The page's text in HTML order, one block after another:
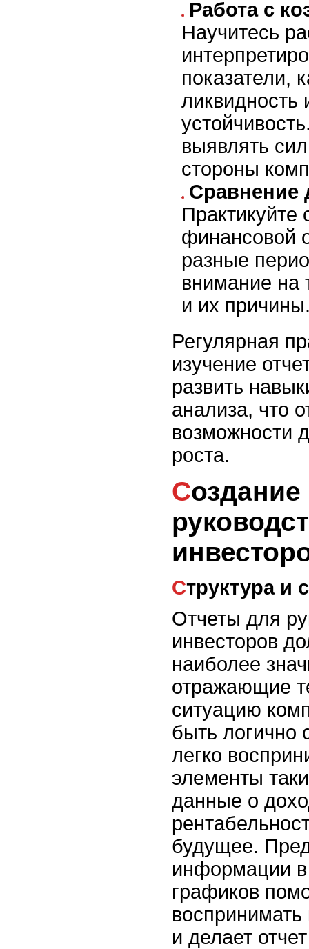
Работа с
Научитесь
показатели,
выявлять
стороны
Сравнение
Практикуйте
финансовой
разные
внимание на
и их
Регулярная
изучение
развить
анализа, что
возможности
роста.
Создание отчетов для
Структура
Отчеты для
инвесторов
наиболее
отражающие
ситуацию
быть логично
легко
элементы
данные о
будущее.
информации
графиков
и делает